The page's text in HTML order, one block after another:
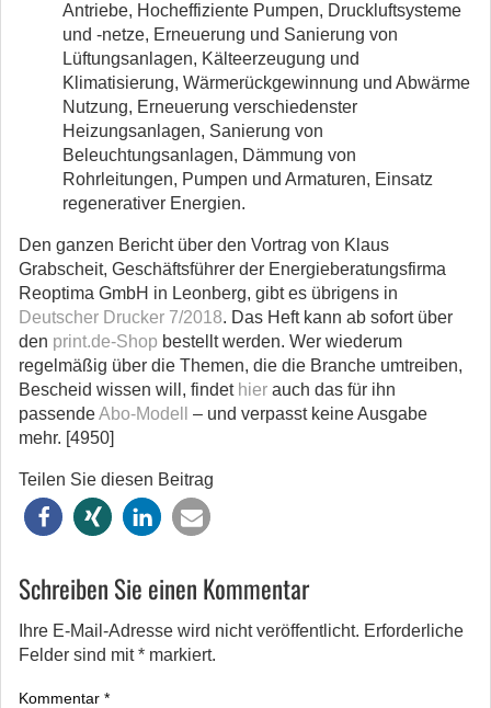
Antriebe, Hocheffiziente Pumpen, Druckluftsysteme
und -netze, Erneuerung und Sanierung von
Lüftungsanlagen, Kälteerzeugung und
Klimatisierung, Wärmerückgewinnung und Abwärme
Nutzung, Erneuerung verschiedenster
Heizungsanlagen, Sanierung von
Beleuchtungsanlagen, Dämmung von
Rohrleitungen, Pumpen und Armaturen, Einsatz
regenerativer Energien.
Den ganzen Bericht über den Vortrag von Klaus
Grabscheit, Geschäftsführer der Energieberatungsfirma
Reoptima GmbH in Leonberg, gibt es übrigens in
Deutscher Drucker 7/2018. Das Heft kann ab sofort über
den print.de-Shop bestellt werden. Wer wiederum
regelmäßig über die Themen, die die Branche umtreiben,
Bescheid wissen will, findet hier auch das für ihn
passendeAbo-Modell
– und verpasst keine Ausgabe
mehr. [4950]
Teilen Sie diesen Beitrag
Schreiben Sie einen Kommentar
Ihre E-Mail-Adresse wird nicht veröffentlicht. Erforderliche
Felder sind mit* markiert.
Kommentar *